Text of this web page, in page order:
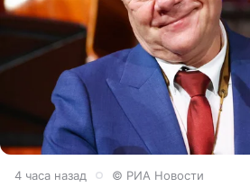
4 часа назад © РИА Новости